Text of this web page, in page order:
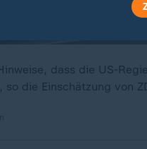
dass die US-
so die Einschätzung von